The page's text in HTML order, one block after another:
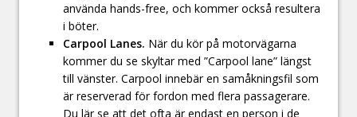
använda hands-free, och kommer också resultera
i böter.
Carpool Lanes. När du kör på motorvägarna
kommer du se skyltar med ”Carpool lane” längst
till vänster. Carpool innebär en samåkningsfil som
är reserverad för fordon med flera passagerare.
Du lär se att det ofta är endast en person i de